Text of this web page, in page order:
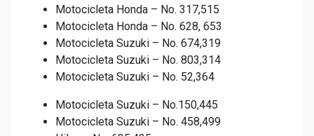
Motocicleta Honda – No. 317,515
Motocicleta Honda – No. 628, 653
Motocicleta Suzuki – No. 674,319
Motocicleta Suzuki – No. 803,314
Motocicleta Suzuki – No. 52,364
Motocicleta Suzuki – No.150,445
Motocicleta Suzuki – No. 458,499